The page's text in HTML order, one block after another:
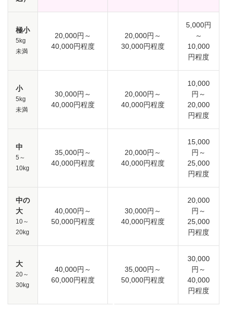
極小
5kg
未満
20,000円～
40,000円程度
20,000円～
30,000円程度
5,000円
～
10,000
円程度
小
5kg
未満
30,000円～
40,000円程度
20,000円～
40,000円程度
10,000
円～
20,000
円程度
中
5～
10kg
35,000円～
40,000円程度
20,000円～
40,000円程度
15,000
円～
25,000
円程度
中の
大
10～
20kg
40,000円～
50,000円程度
30,000円～
40,000円程度
20,000
円～
25,000
円程度
大
20～
30kg
40,000円～
60,000円程度
35,000円～
50,000円程度
30,000
円～
40,000
円程度